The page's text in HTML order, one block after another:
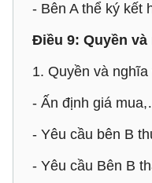
- Bên A thể ký kết
Điều 9: Quyền và
1. Quyền và
- Ấn định giá
- Yêu cầu bên B
- Yêu cầu Bên B